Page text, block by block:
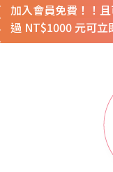
加入會員免費！！
過 NT$1000 元可立